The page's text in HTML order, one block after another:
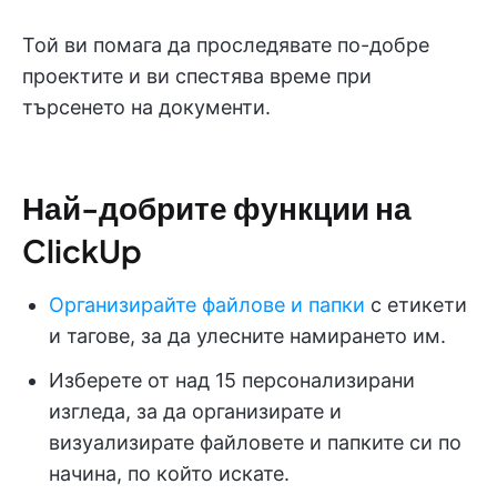
Той ви помага да проследявате по-добре
проектите и ви спестява време при
търсенето на документи.
Най-добрите функции на
ClickUp
Организирайте файлове и папки с етикети
и тагове, за да улесните намирането им.
Изберете от над 15 персонализирани
изгледа, за да организирате и
визуализирате файловете и папките си по
начина, по който искате.